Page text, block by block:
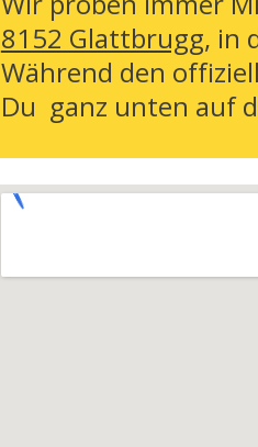
8152 Glattbrugg, in
Während den
Du ganz unten auf